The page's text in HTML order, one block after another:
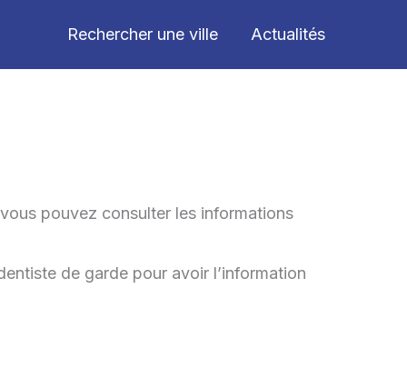
Rechercher une ville Actualités
pouvez consulter les informations
de garde pour avoir l’information